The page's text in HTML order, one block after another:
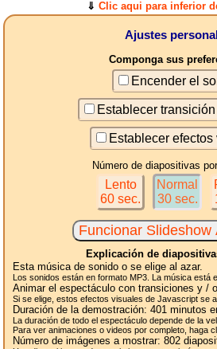
⇓ Clic aqui para inferior
Ajustes
Componga sus
Encender el
Establecer
Establecer
Número de diapositivas
Lento
60 sec.
Normal
30 sec.
Explicación de
Esta música de sonido o se elige al azar.
Los sonidos están en formato MP3. La música está
Animar el espectáculo con transiciones y /
Si se elige, estos efectos visuales de Javascript se
Duración de la demostración:401 minutos
La duración de todo el espectáculo depende de la
Para ver animaciones o videos por completo, haga
Número de imágenes a mostrar:802